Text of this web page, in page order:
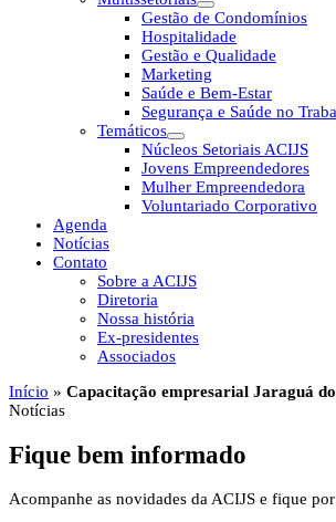
Gestão de Condomínios
Hospitalidade
Gestão e Qualidade
Marketing
Saúde e Bem-Estar
Segurança e Saúde no
Temáticos
Núcleos Setoriais ACIJS
Jovens Empreendedores
Mulher Empreendedora
Voluntariado Corporativo
Agenda
Notícias
Contato
Sobre a ACIJS
Diretoria
Nossa história
Ex-presidentes
Associados
Início » Capacitação empresarial Jaraguá
Notícias
Fique bem informado
Acompanhe as novidades da ACIJS e fique